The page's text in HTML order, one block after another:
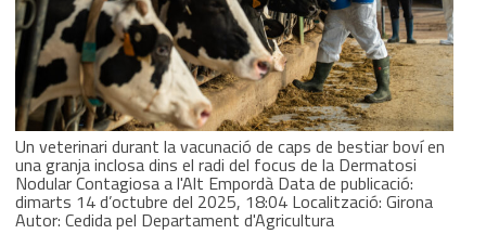
Un veterinari durant la vacunació de caps de bestiar boví en
una granja inclosa dins el radi del focus de la Dermatosi
Nodular Contagiosa a l'Alt Empordà Data de publicació:
dimarts 14 d’octubre del 2025, 18:04 Localització: Girona
Autor: Cedida pel Departament d'Agricultura